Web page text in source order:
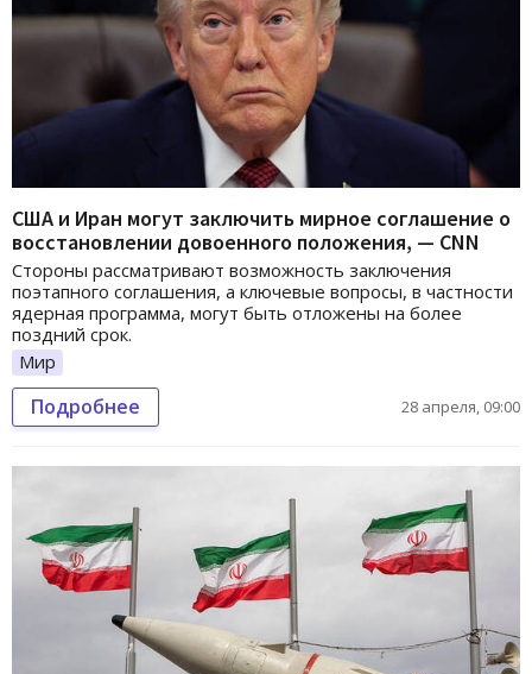
США и Иран могут заключить мирное соглашение о
восстановлении довоенного положения, — CNN
Стороны рассматривают возможность заключения
поэтапного соглашения, а ключевые вопросы, в частности
ядерная программа, могут быть отложены на более
поздний срок.
Мир
Подробнее 28 апреля, 09:00